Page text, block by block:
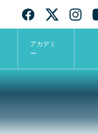
アカデミ
ー